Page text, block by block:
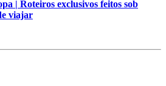
| Roteiros exclusivos feitos sob
viajar